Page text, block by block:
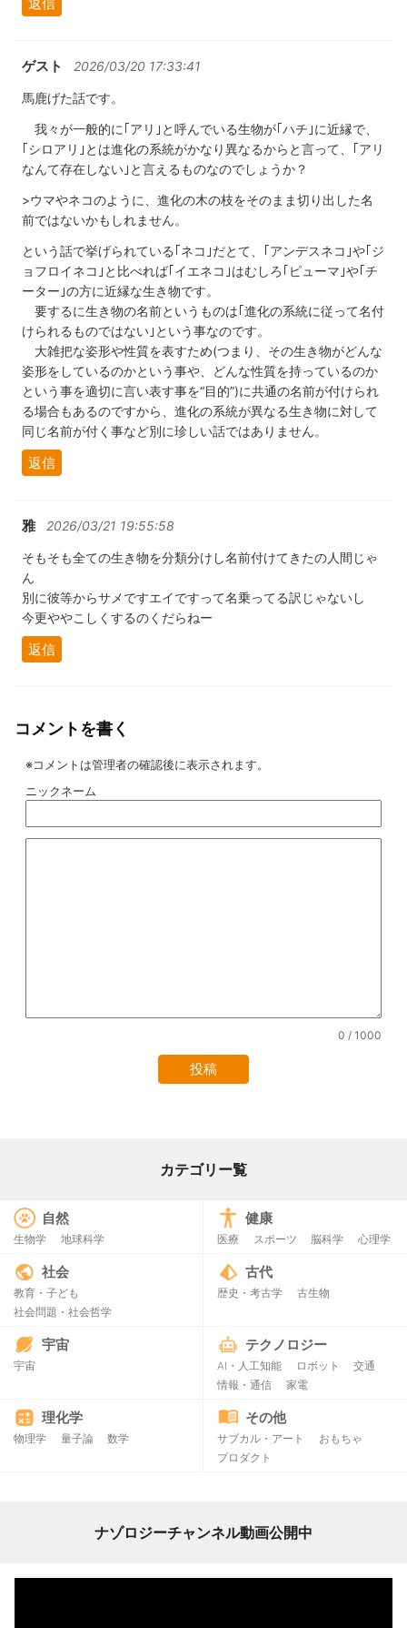
ゲスト 2026/03/20 17:33:41
馬鹿げた話です。
我々が一般的に｢アリ｣と呼んでいる生物が｢ハチ｣に近縁で、
｢シロアリ｣とは進化の系統がかなり異なるからと言って、｢アリ
なんて存在しない｣と言えるものなのでしょうか？
>ウマやネコのように、進化の木の枝をそのまま切り出した名
前ではないかもしれません。
という話で挙げられている｢ネコ｣だとて、｢アンデスネコ｣や｢ジ
ョフロイネコ｣と比べれば｢イエネコ｣はむしろ｢ピューマ｣や｢チ
ーター｣の方に近縁な生き物です。
要するに生き物の名前というものは｢進化の系統に従って名付
けられるものではない｣という事なのです。
大雑把な姿形や性質を表すため(つまり、その生き物がどんな
姿形をしているのかという事や、どんな性質を持っているのか
という事を適切に言い表す事を“目的”)に共通の名前が付けられ
る場合もあるのですから、進化の系統が異なる生き物に対して
同じ名前が付く事など別に珍しい話ではありません。
返信
雅 2026/03/21 19:55:58
そもそも全ての生き物を分類分けし名前付けてきたの人間じゃ
ん
別に彼等からサメですエイですって名乗ってる訳じゃないし
今更ややこしくするのくだらねー
返信
コメントを書く
※コメントは管理者の確認後に表示されます。
ニックネーム
0 / 1000
カテゴリー覧
自然
生物学 地球科学
健康
医療 スポーツ 脳科学 心理学
社会
教育・子ども
社会問題・社会哲学
古代
歴史・考古学 古生物
宇宙
宇宙
テクノロジー
AI・人工知能 ロボット
交通
情報・通信
家電
理化学
物理学 量子論 数学
その他
サブカル・アート
おもちゃ
プロダクト
ナゾロジーチャンネル動画公開中